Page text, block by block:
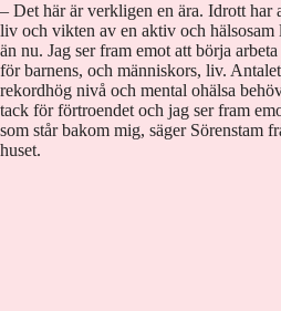
– Det här är verkligen en ära. Idrott
liv och vikten av en aktiv och
än nu. Jag ser fram emot att börja
för barnens, och människors, liv.
rekordhög nivå och mental ohälsa
tack för förtroendet och jag ser fram
som står bakom mig, säger Sörenstam
huset.